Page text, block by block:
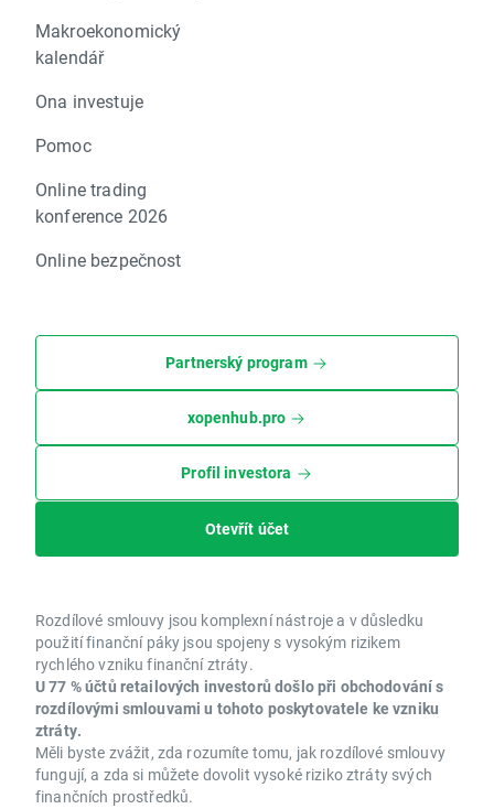
Makroekonomický
kalendář
Ona investuje
Pomoc
Online trading
konference 2026
Online bezpečnost
Partnerský program
xopenhub.pro
Profil investora
Otevřít účet
Rozdílové smlouvy jsou komplexní nástroje a v důsledku
použití finanční páky jsou spojeny s vysokým rizikem
rychlého vzniku finanční ztráty.
U 77 % účtů retailových investorů došlo při obchodování s
rozdílovými smlouvami u tohoto poskytovatele ke vzniku
ztráty.
Měli byste zvážit, zda rozumíte tomu, jak rozdílové smlouvy
fungují, a zda si můžete dovolit vysoké riziko ztráty svých
finančních prostředků.